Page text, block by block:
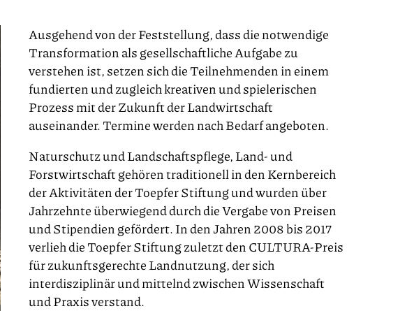
Ausgehend von der Feststellung, dass die notwendige
Transformation als gesellschaftliche Aufgabe zu
verstehen ist, setzen sich die Teilnehmenden in einem
fundierten und zugleich kreativen und spielerischen
Prozess mit der Zukunft der Landwirtschaft
auseinander. Termine werden nach Bedarf angeboten.
Naturschutz und Landschaftspflege, Land- und
Forstwirtschaft gehören traditionell in den Kernbereich
der Aktivitäten der Toepfer Stiftung und wurden über
Jahrzehnte überwiegend durch die Vergabe von Preisen
und Stipendien gefördert. In den Jahren 2008 bis 2017
verlieh die Toepfer Stiftung zuletzt den CULTURA-Preis
für zukunftsgerechte Landnutzung, der sich
interdisziplinär und mittelnd zwischen Wissenschaft
und Praxis verstand.